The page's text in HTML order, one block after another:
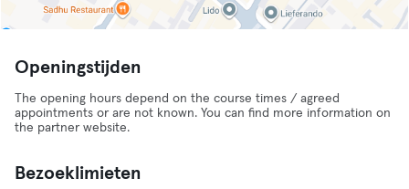
Openingstijden
The opening hours depend on the course times / agreed
appointments or are not known. You can find more information on
the partner website.
Bezoeklimieten